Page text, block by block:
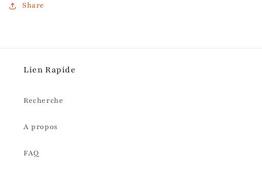
Share
Lien Rapide
Recherche
A propos
FAQ